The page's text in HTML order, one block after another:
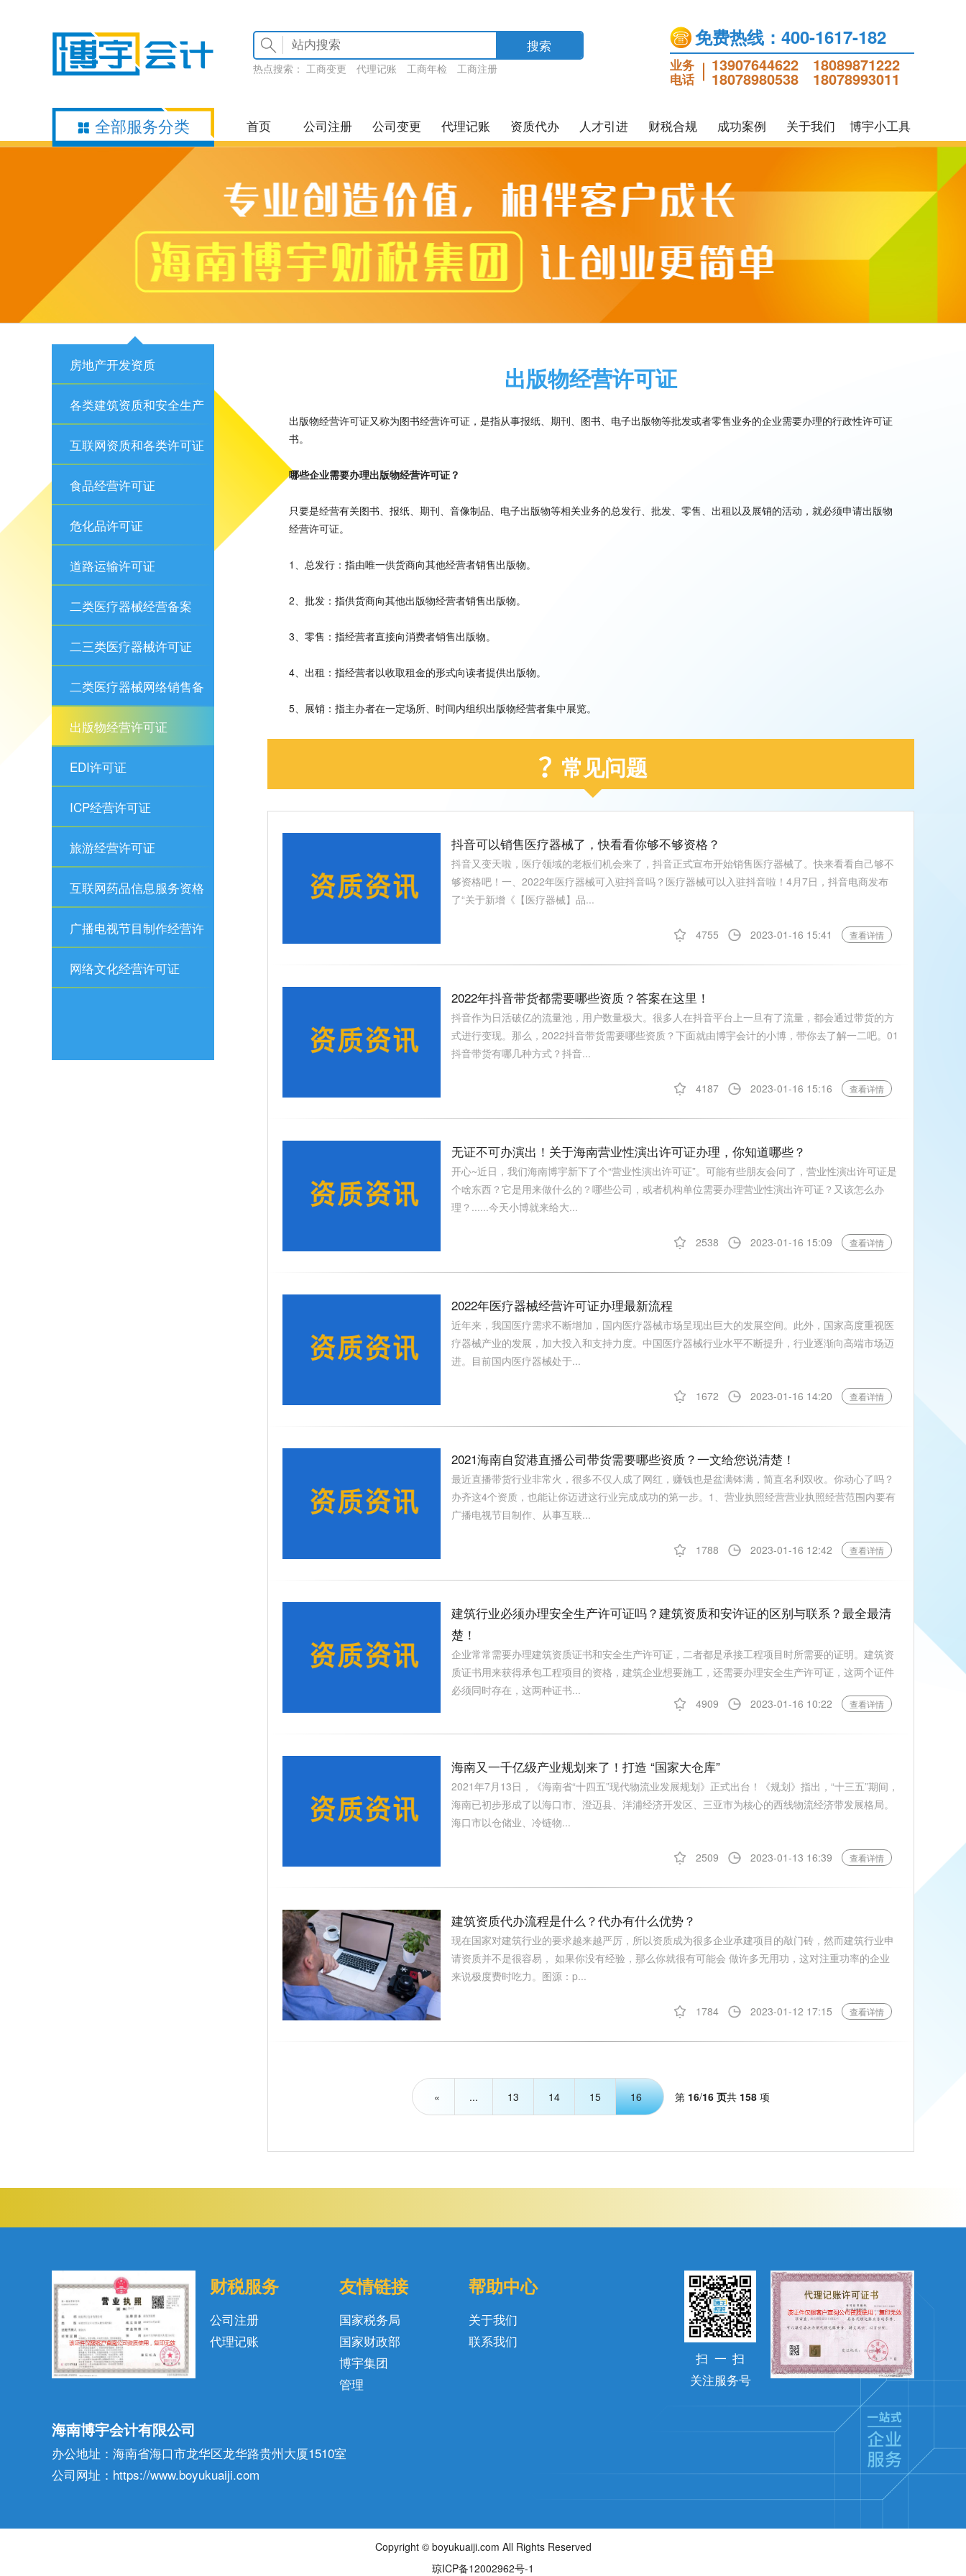
搜索
热点搜索： 工商变更 代理记账 工商年检 工商注册
免费热线：400-1617-182
业务
电话
13907644622 18089871222
18078980538 18078993011
全部服务分类 首页 公司注册 公司变更 代理记账 资质代办 人才引进 财税合规 成功案例 关于我们 博宇小工具
房地产开发资质
各类建筑资质和安全生产
许可证
互联网资质和各类许可证
食品经营许可证
危化品许可证
道路运输许可证
二类医疗器械经营备案
二三类医疗器械许可证
二类医疗器械网络销售备
案
出版物经营许可证
EDI许可证
ICP经营许可证
旅游经营许可证
互联网药品信息服务资格
证
广播电视节目制作经营许
可证
网络文化经营许可证
出版物经营许可证
出版物经营许可证又称为图书经营许可证，是指从事报纸、期刊、图书、电子出版物等批发或者零售业务的企业需要办理的行政性许可证
书。
哪些企业需要办理出版物经营许可证？
只要是经营有关图书、报纸、期刊、音像制品、电子出版物等相关业务的总发行、批发、零售、出租以及展销的活动，就必须申请出版物
经营许可证。
1、总发行：指由唯一供货商向其他经营者销售出版物。
2、批发：指供货商向其他出版物经营者销售出版物。
3、零售：指经营者直接向消费者销售出版物。
4、出租：指经营者以收取租金的形式向读者提供出版物。
5、展销：指主办者在一定场所、时间内组织出版物经营者集中展览。
常见问题
抖音可以销售医疗器械了，快看看你够不够资格？
抖音又变天啦，医疗领域的老板们机会来了，抖音正式宣布开始销售医疗器械了。快来看看自己够不
够资格吧！一、2022年医疗器械可入驻抖音吗？医疗器械可以入驻抖音啦！4月7日，抖音电商发布
了“关于新增《【医疗器械】品...
4755 2023-01-16 15:41 查看详情
2022年抖音带货都需要哪些资质？答案在这里！
抖音作为日活破亿的流量池，用户数量极大。很多人在抖音平台上一旦有了流量，都会通过带货的方
式进行变现。那么，2022抖音带货需要哪些资质？下面就由博宇会计的小博，带你去了解一二吧。01
抖音带货有哪几种方式？抖音...
4187 2023-01-16 15:16 查看详情
无证不可办演出！关于海南营业性演出许可证办理，你知道哪些？
开心~近日，我们海南博宇新下了个“营业性演出许可证”。可能有些朋友会问了，营业性演出许可证是
个啥东西？它是用来做什么的？哪些公司，或者机构单位需要办理营业性演出许可证？又该怎么办
理？......今天小博就来给大...
2538 2023-01-16 15:09 查看详情
2022年医疗器械经营许可证办理最新流程
近年来，我国医疗需求不断增加，国内医疗器械市场呈现出巨大的发展空间。此外，国家高度重视医
疗器械产业的发展，加大投入和支持力度。中国医疗器械行业水平不断提升，行业逐渐向高端市场迈
进。目前国内医疗器械处于...
1672 2023-01-16 14:20 查看详情
2021海南自贸港直播公司带货需要哪些资质？一文给您说清楚！
最近直播带货行业非常火，很多不仅人成了网红，赚钱也是盆满钵满，简直名利双收。你动心了吗？
办齐这4个资质，也能让你迈进这行业完成成功的第一步。1、营业执照经营营业执照经营范围内要有
广播电视节目制作、从事互联...
1788 2023-01-16 12:42 查看详情
建筑行业必须办理安全生产许可证吗？建筑资质和安许证的区别与联系？最全最清
楚！
企业常常需要办理建筑资质证书和安全生产许可证，二者都是承接工程项目时所需要的证明。建筑资
质证书用来获得承包工程项目的资格，建筑企业想要施工，还需要办理安全生产许可证，这两个证件
必须同时存在，这两种证书...
4909
2023-01-16 10:22 查看详情
海南又一千亿级产业规划来了！打造 “国家大仓库”
2021年7月13日，《海南省“十四五”现代物流业发展规划》正式出台！《规划》指出，“十三五”期间，
海南已初步形成了以海口市、澄迈县、洋浦经济开发区、三亚市为核心的西线物流经济带发展格局。
海口市以仓储业、冷链物...
2509 2023-01-13 16:39 查看详情
建筑资质代办流程是什么？代办有什么优势？
现在国家对建筑行业的要求越来越严厉，所以资质成为很多企业承建项目的敲门砖，然而建筑行业申
请资质并不是很容易， 如果你没有经验，那么你就很有可能会 做许多无用功，这对注重功率的企业
来说极度费时吃力。图源：p...
1784 2023-01-12 17:15 查看详情
« ... 13 14 15 16 第 16/16 页共 158 项
财税服务
公司注册
代理记账
友情链接
国家税务局
国家财政部
博宇集团
管理
帮助中心
关于我们
联系我们
扫 一 扫
关注服务号
海南博宇会计有限公司
办公地址：海南省海口市龙华区龙华路贵州大厦1510室
公司网址：https://www.boyukuaiji.com
Copyright © boyukuaiji.com All Rights Reserved
琼ICP备12002962号-1